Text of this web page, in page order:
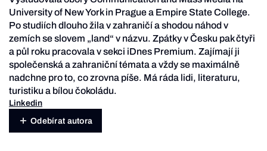
University of New York in Prague a Empire State College.
Po studiích dlouho žila v zahraničí a shodou náhod v
zemích se slovem „land“ v názvu. Zpátky v Česku pak čtyři
a půl roku pracovala v sekci iDnes Premium. Zajímají ji
společenská a zahraniční témata a vždy se maximálně
nadchne pro to, co zrovna píše. Má ráda lidi, literaturu,
turistiku a bílou čokoládu.
Linkedin
Odebírat autora